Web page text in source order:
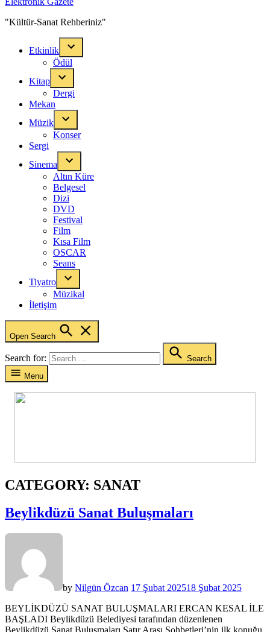
"Kültür-Sanat Rehberiniz"
Etkinlik
Ödül
Kitap
Dergi
Mekan
Müzik
Konser
Sergi
Sinema
Altın Küre
Belgesel
Dizi
DVD
Festival
Film
Kısa Film
OSCAR
Seans
Tiyatro
Müzikal
İletişim
Open Search
Search for:
Search
Menu
CATEGORY: SANAT
Beylikdüzü Sanat Buluşmaları
by Nilgün Özcan 17 Şubat 202518 Şubat 2025
BEYLİKDÜZÜ SANAT BULUŞMALARI ERCAN KESAL İLE
BAŞLADI Beylikdüzü Belediyesi tarafından düzenlenen